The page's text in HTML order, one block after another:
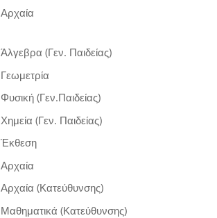
(Γεν. Παιδείας)
(Γεν.Παιδείας)
(Γεν. Παιδείας)
(Κατεύθυνσης)
(Κατεύθυνσης)